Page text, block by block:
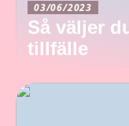
03/06/2023
Så väljer
tillfälle